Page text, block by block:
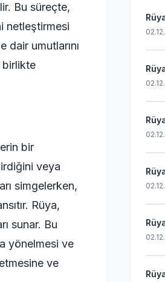
Bu süreçte,
netleştirmesi
umutlarını
birlikte
bir
veya
simgelerken,
Rüya,
sunar. Bu
yönelmesi ve
ve